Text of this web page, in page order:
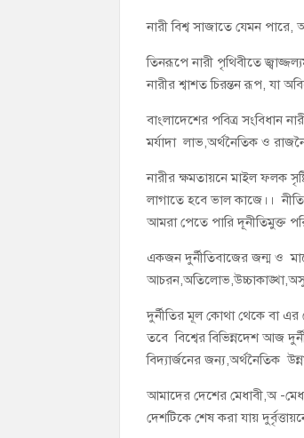
নারী বিশ্ব সাজাতে যেমন
তিনরূপে নারী পৃথিবীতে
নারীর শ্বাশত চিরন্তন রূপ, যা
বাংলাদেশের পবিত্র সংবিধান
মর্যাদা লাভ,অর্থনৈতিক ও
নারীর ক্ষমতায়নে মাইল ফলক
লাগাতে হবে ভাল কাজে।।
আমরা পেতে পারি দূনীতিমুক্ত
একজন দুর্নীতিবাজের জন্ম ও
দুর্নীতির মূল কোথা থেকে বা
তবে বিশ্বের বিভিন্নদেশ আজ
বিদ্যার্জনের জন্য,অর্থনৈতিক
আমাদের দেশের মেধাবী,অ -
দেশটিকে শেষ করা যায়